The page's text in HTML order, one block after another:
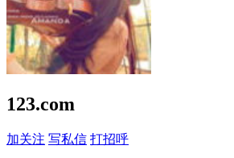
123.com
加关注 写私信 打招呼